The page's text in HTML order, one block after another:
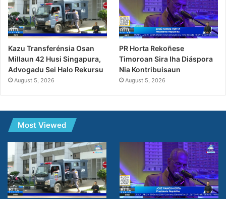
Kazu Transferénsia Osan
Millaun 42 Husi Singapura,
Advogadu Sei Halo Rekursu
August 5, 2026
PR Horta Rekoñese
Timoroan Sira Iha Diáspora
Nia Kontribuisaun
August 5, 2026
Most Viewed